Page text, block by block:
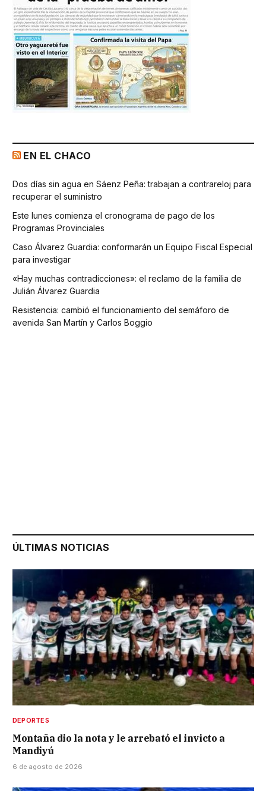
EN EL CHACO
Dos días sin agua en Sáenz Peña: trabajan a contrareloj para
recuperar el suministro
Este lunes comienza el cronograma de pago de los
Programas Provinciales
Caso Álvarez Guardia: conformarán un Equipo Fiscal Especial
para investigar
«Hay muchas contradicciones»: el reclamo de la familia de
Julián Álvarez Guardia
Resistencia: cambió el funcionamiento del semáforo de
avenida San Martín y Carlos Boggio
ÚLTIMAS NOTICIAS
DEPORTES
Montaña dio la nota y le arrebató el invicto a
Mandiyú
6 de agosto de 2026